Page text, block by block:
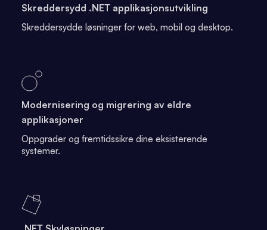
Skreddersydd .NET applikasjonsutvikling
Skreddersydde løsninger for web, mobil og desktop.
Modernisering og migrering av eldre
applikasjoner
Oppgrader og fremtidssikre dine eksisterende
systemer.